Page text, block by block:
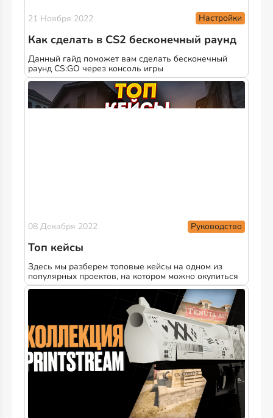
21 Ноября 2022 Настройки
Как сделать в CS2 бесконечный раунд
Данный гайд поможет вам сделать бесконечный
раунд CS:GO через консоль игры
08 Декабря 2022 Руководство
Топ кейсы
Здесь мы разберем топовые кейсы на одном из
популярных проектов, на котором можно окупиться